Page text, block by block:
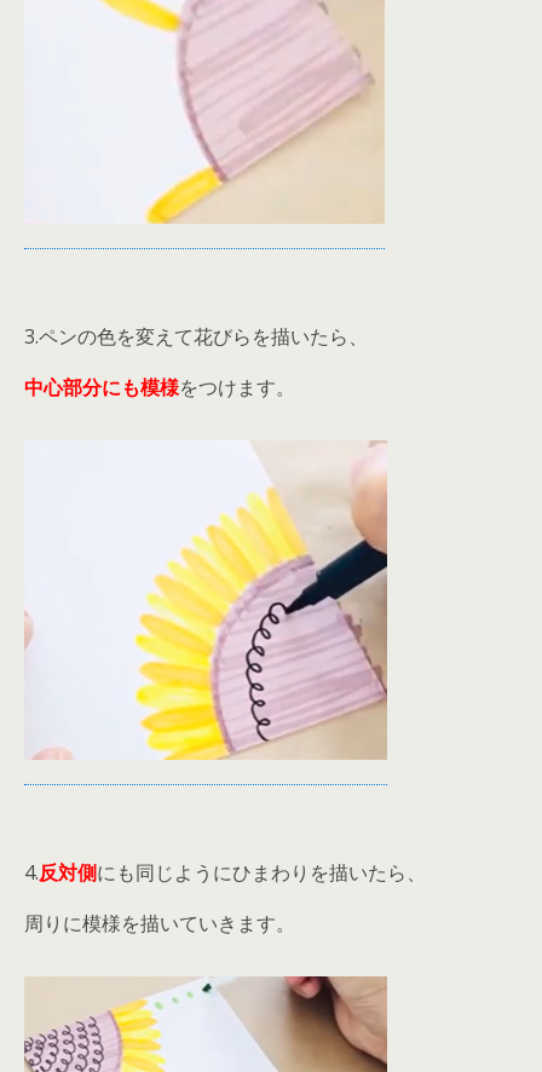
3.ペンの色を変えて花びらを描いたら、
中心部分にも模様をつけます。
4.反対側にも同じようにひまわりを描いたら、
周りに模様を描いていきます。